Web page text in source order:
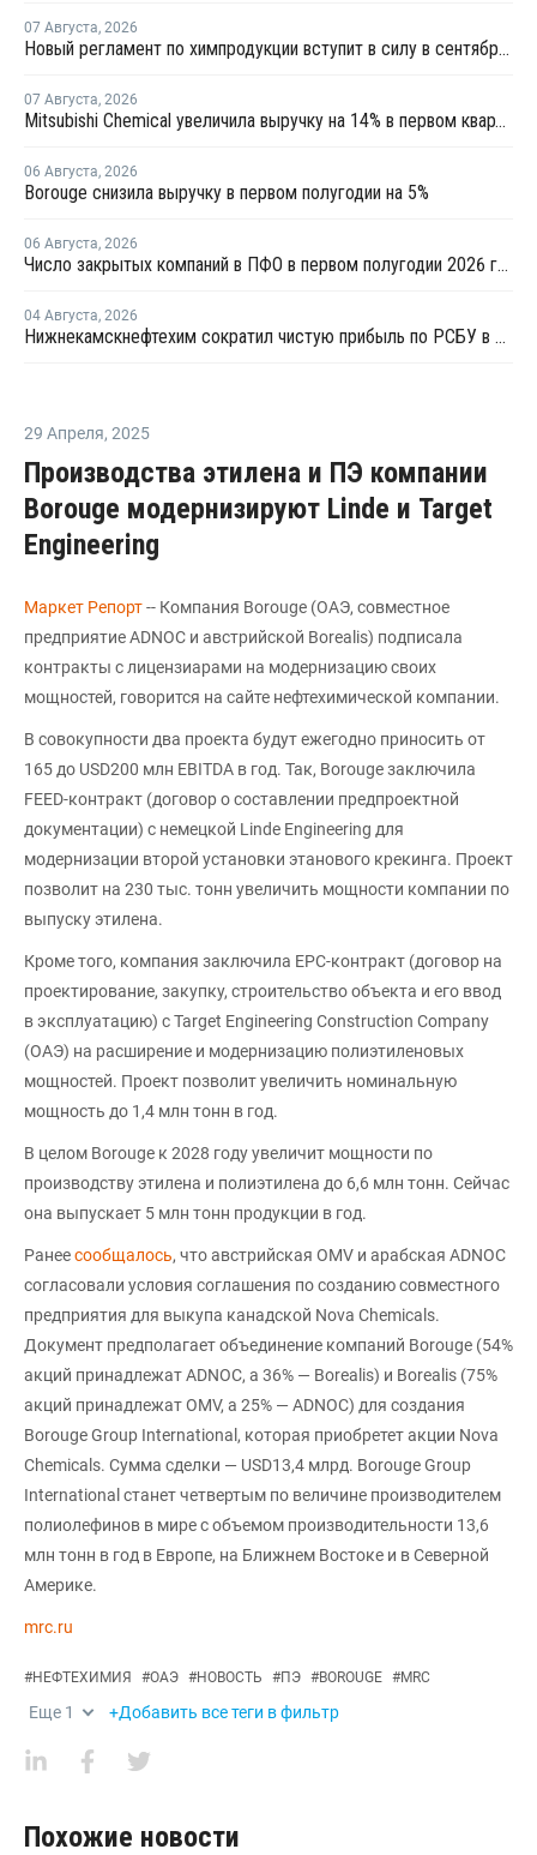
07 Августа, 2026
Новый регламент по химпродукции вступит в силу в сентябре 2027 года
07 Августа, 2026
Mitsubishi Chemical увеличила выручку на 14% в первом квартале японского финансового года
06 Августа, 2026
Borouge снизила выручку в первом полугодии на 5%
06 Августа, 2026
Число закрытых компаний в ПФО в первом полугодии 2026 года вдвое превысило число новых
04 Августа, 2026
Нижнекамскнефтехим сократил чистую прибыль по РСБУ в 15 раз в первом полугодии
29 Апреля, 2025
Производства этилена и ПЭ компании
Borouge модернизируют Linde и Target
Engineering
Маркет Репорт-- Компания Borouge (ОАЭ, совместное
предприятие ADNOC и австрийской Borealis) подписала
контракты с лицензиарами на модернизацию своих
мощностей, говорится на сайте нефтехимической компании.
В совокупности два проекта будут ежегодно приносить от
165 до USD200 млн EBITDA в год. Так, Borouge заключила
FEED-контракт (договор о составлении предпроектной
документации) с немецкой Linde Engineering для
модернизации второй установки этанового крекинга. Проект
позволит на 230 тыс. тонн увеличить мощности компании по
выпуску этилена.
Кроме того, компания заключила EPC-контракт (договор на
проектирование, закупку, строительство объекта и его ввод
в эксплуатацию) с Target Engineering Construction Company
(ОАЭ) на расширение и модернизацию полиэтиленовых
мощностей. Проект позволит увеличить номинальную
мощность до 1,4 млн тонн в год.
В целом Borouge к 2028 году увеличит мощности по
производству этилена и полиэтилена до 6,6 млн тонн. Сейчас
она выпускает 5 млн тонн продукции в год.
Ранеесообщалось, что австрийская OMV и арабская ADNOC
согласовали условия соглашения по созданию совместного
предприятия для выкупа канадской Nova Chemicals.
Документ предполагает объединение компаний Borouge (54%
акций принадлежат ADNOC, а 36% — Borealis) и Borealis (75%
акций принадлежат OMV, а 25% — ADNOC) для создания
Borouge Group International, которая приобретет акции Nova
Chemicals. Сумма сделки — USD13,4 млрд. Borouge Group
International станет четвертым по величине производителем
полиолефинов в мире с объемом производительности 13,6
млн тонн в год в Европе, на Ближнем Востоке и в Северной
Америке.
mrc.ru
#НЕФТЕХИМИЯ #ОАЭ #НОВОСТЬ #ПЭ #BOROUGE #MRC
Еще 1 +Добавить все теги в фильтр
Похожие новости